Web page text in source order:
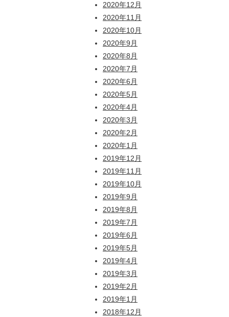
2020年12月
2020年11月
2020年10月
2020年9月
2020年8月
2020年7月
2020年6月
2020年5月
2020年4月
2020年3月
2020年2月
2020年1月
2019年12月
2019年11月
2019年10月
2019年9月
2019年8月
2019年7月
2019年6月
2019年5月
2019年4月
2019年3月
2019年2月
2019年1月
2018年12月